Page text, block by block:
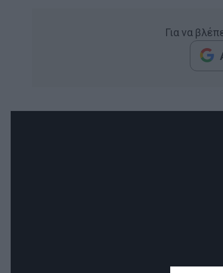
Για να